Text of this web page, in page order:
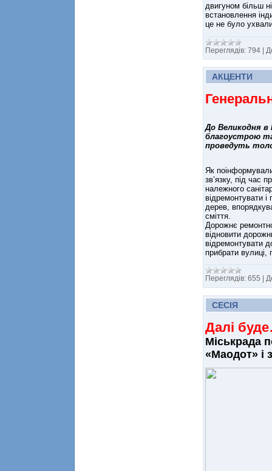
двигуном більш
встановлення
це не було
Переглядів: 794 |
АКЦЕНТИ
До Великодня в
благоустрою
проведуть
Як
зв’язку, під час
належного
відремонтувати і
дерев,
сміття.
Дорожнє
відновити
відремонтувати
прибрати
Переглядів: 655
СЕСІЯ
Далі
Міськрада
«Маодот» і